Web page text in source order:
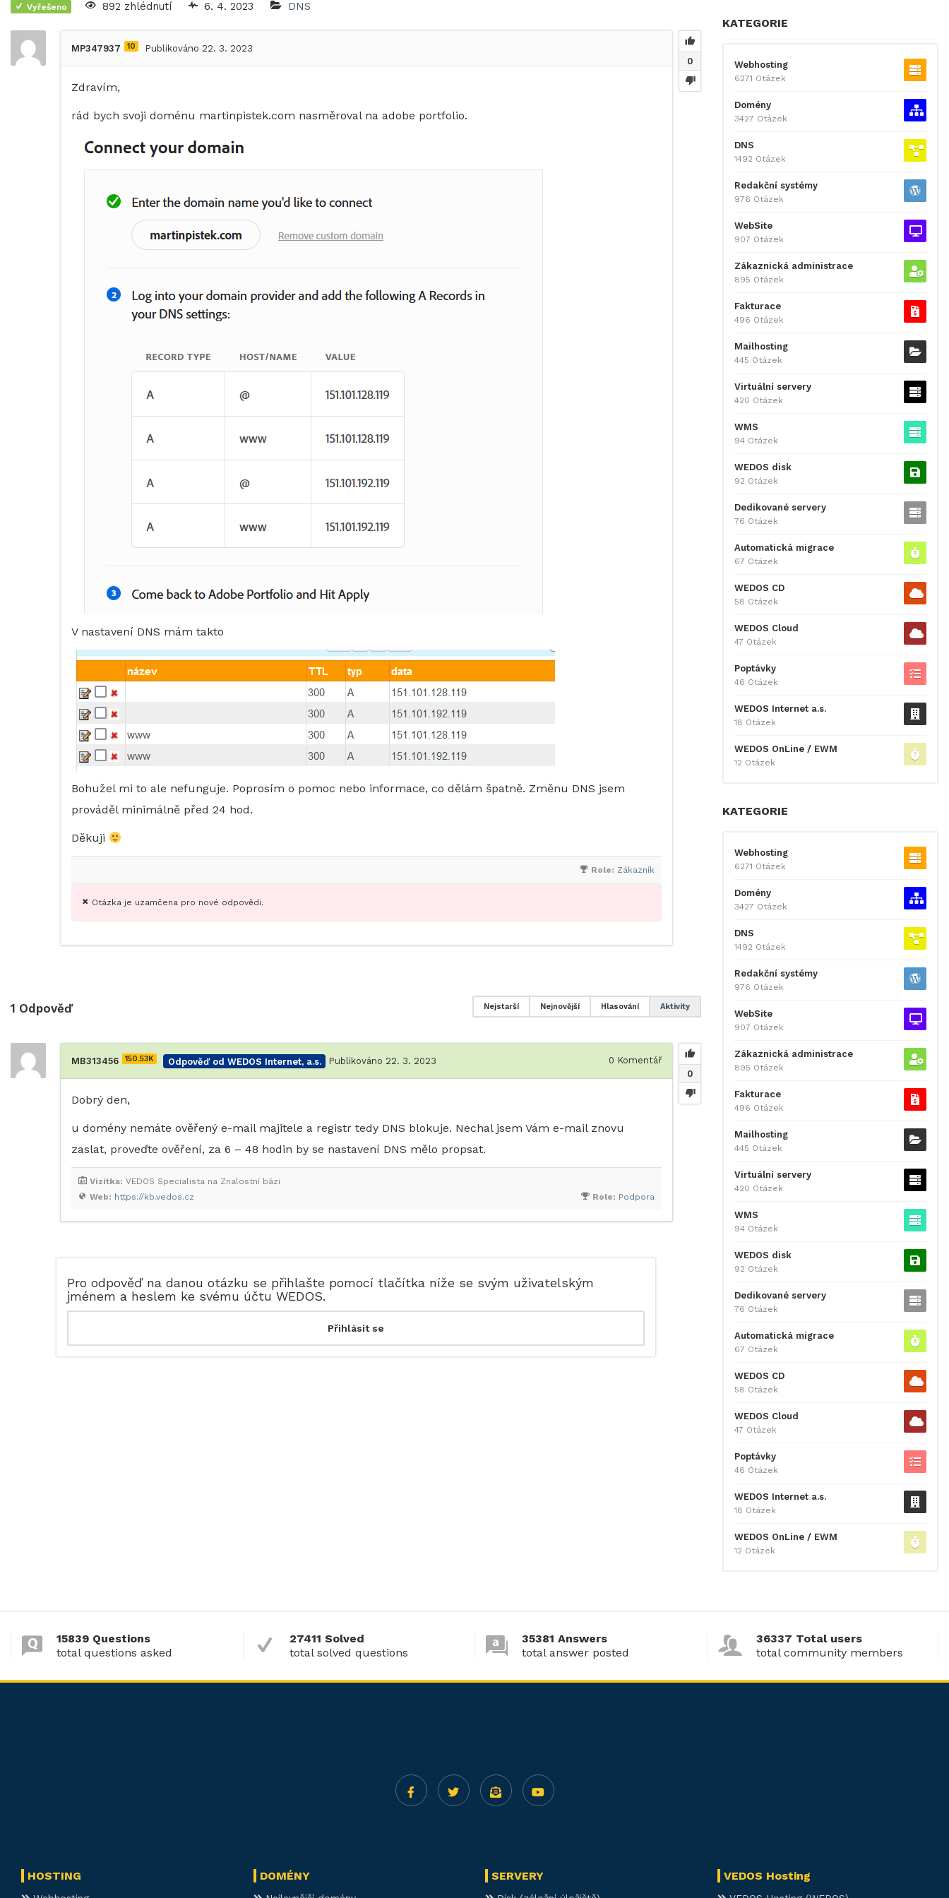
Vyřešeno 892 zhlédnutí 6. 4. 2023 DNS
0
MP347937 10 Publikováno 22. 3. 2023
Zdravím,
rád bych svoji doménu martinpistek.com nasměroval na adobe portfolio.
V nastavení DNS mám takto
Bohužel mi to ale nefunguje. Poprosím o pomoc nebo informace, co dělám špatně. Změnu DNS jsem
prováděl minimálně před 24 hod.
Děkuji
Role: Zákazník
Otázka je uzamčena pro nové odpovědi.
1 Odpověď Aktivity
Hlasování
Nejnovější
Nejstarší
0
MB313456 150.53K Odpověď od WEDOS Internet, a.s. Publikováno 22. 3. 2023 0 Komentář
Dobrý den,
u domény nemáte ověřený e-mail majitele a registr tedy DNS blokuje. Nechal jsem Vám e-mail znovu
zaslat, proveďte ověření, za 6 – 48 hodin by se nastavení DNS mělo propsat.
Role: Podpora
Web: https://kb.vedos.cz
Vizitka: VEDOS Specialista na Znalostní bázi
Pro odpověď na danou otázku se přihlašte pomocí tlačítka níže se svým uživatelským
jménem a heslem ke svému účtu WEDOS.
KATEGORIE
Webhosting
6271 Otázek
Domény
3427 Otázek
DNS
1492 Otázek
Redakční systémy
976 Otázek
WebSite
907 Otázek
Zákaznická administrace
895 Otázek
Fakturace
496 Otázek
Mailhosting
445 Otázek
Virtuální servery
420 Otázek
WMS
94 Otázek
WEDOS disk
92 Otázek
Dedikované servery
76 Otázek
Automatická migrace
67 Otázek
WEDOS CD
58 Otázek
WEDOS Cloud
47 Otázek
Poptávky
46 Otázek
WEDOS Internet a.s.
18 Otázek
WEDOS OnLine / EWM
12 Otázek
KATEGORIE
Webhosting
6271 Otázek
Domény
3427 Otázek
DNS
1492 Otázek
Redakční systémy
976 Otázek
WebSite
907 Otázek
Zákaznická administrace
895 Otázek
Fakturace
496 Otázek
Mailhosting
445 Otázek
Virtuální servery
420 Otázek
WMS
94 Otázek
WEDOS disk
92 Otázek
Dedikované servery
76 Otázek
Automatická migrace
67 Otázek
WEDOS CD
58 Otázek
WEDOS Cloud
47 Otázek
Poptávky
46 Otázek
WEDOS Internet a.s.
18 Otázek
WEDOS OnLine / EWM
12 Otázek
15839 Questions
total questions asked
27411 Solved
total solved questions
35381 Answers
total answer posted
36337 Total users
total community members
HOSTING DOMÉNY SERVERY VEDOS Hosting